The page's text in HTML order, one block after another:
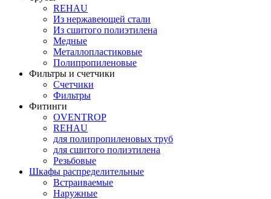
REHAU
Из нержавеющей стали
Из сшитого полиэтилена
Медные
Металлопластиковые
Полипропиленовые
Фильтры и счетчики
Счетчики
Фильтры
Фитинги
OVENTROP
REHAU
для полипропиленовых труб
для сшитого полиэтилена
Резьбовые
Шкафы распределительные
Встраиваемые
Наружные